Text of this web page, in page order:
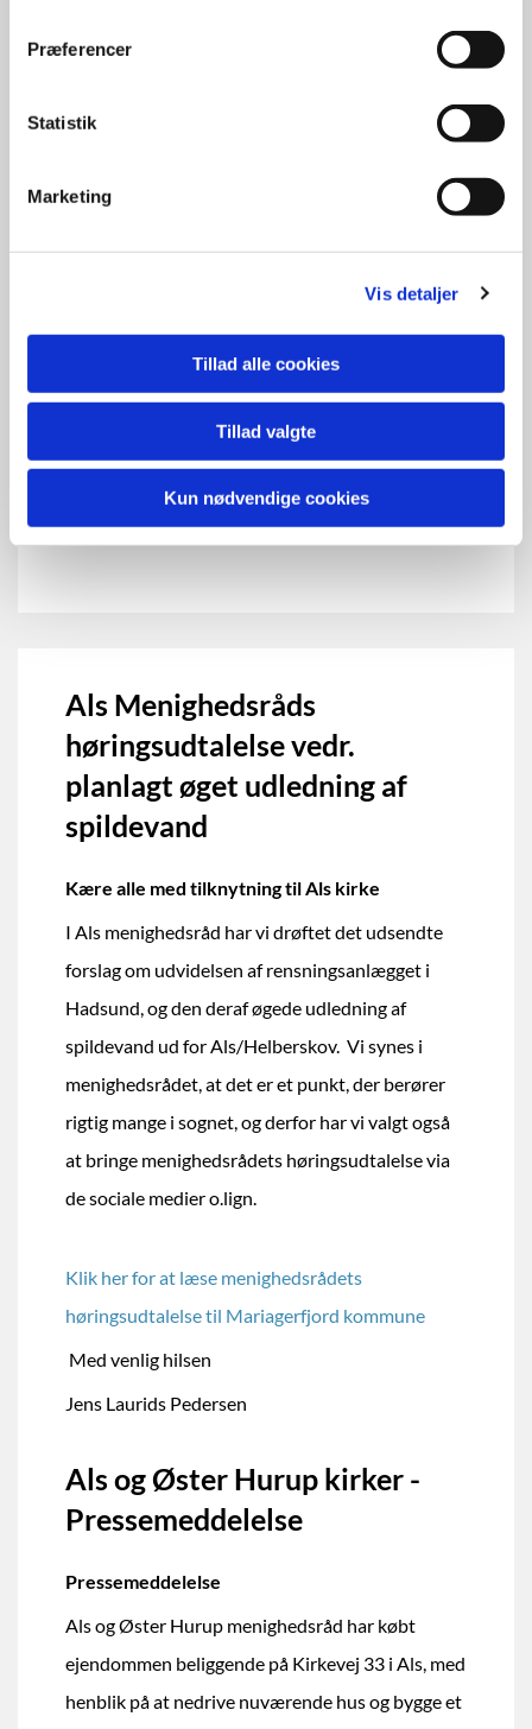
Præferencer
Statistik
Marketing
Vis detaljer
Tillad alle cookies
Tillad valgte
Kun nødvendige cookies
Als Menighedsråds
høringsudtalelse vedr.
planlagt øget udledning af
spildevand
Kære alle med tilknytning til Als kirke
I Als menighedsråd har vi drøftet det udsendte
forslag om udvidelsen af rensningsanlægget i
Hadsund, og den deraf øgede udledning af
spildevand ud for Als/Helberskov. Vi synes i
menighedsrådet, at det er et punkt, der berører
rigtig mange i sognet, og derfor har vi valgt også
at bringe menighedsrådets høringsudtalelse via
de sociale medier o.lign.
Klik her for at læse menighedsrådets
høringsudtalelse til Mariagerfjord kommune
Med venlig hilsen
Jens Laurids Pedersen
Als og Øster Hurup kirker -
Pressemeddelelse
Pressemeddelelse
Als og Øster Hurup menighedsråd har købt
ejendommen beliggende på Kirkevej 33 i Als, med
henblik på at nedrive nuværende hus og bygge et